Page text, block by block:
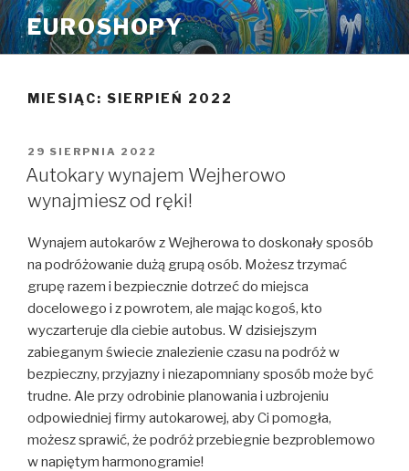
Przeskocz
do
treści
EUROSHOPY
MIESIĄC: SIERPIEŃ 2022
OPUBLIKOWANE
W
29 SIERPNIA 2022
Autokary wynajem Wejherowo
wynajmiesz od ręki!
Wynajem autokarów z Wejherowa to doskonały sposób
na podróżowanie dużą grupą osób. Możesz trzymać
grupę razem i bezpiecznie dotrzeć do miejsca
docelowego i z powrotem, ale mając kogoś, kto
wyczarteruje dla ciebie autobus. W dzisiejszym
zabieganym świecie znalezienie czasu na podróż w
bezpieczny, przyjazny i niezapomniany sposób może być
trudne. Ale przy odrobinie planowania i uzbrojeniu
odpowiedniej firmy autokarowej, aby Ci pomogła,
możesz sprawić, że podróż przebiegnie bezproblemowo
w napiętym harmonogramie!